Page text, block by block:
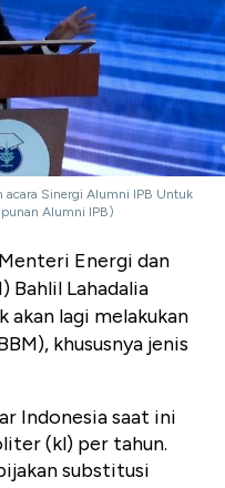
acara Sinergi Alumni IPB Untuk
Alumni IPB)
Energi dan
Bahlil Lahadalia
akan lagi melakukan
khususnya jenis
Indonesia saat ini
(kl) per tahun.
substitusi